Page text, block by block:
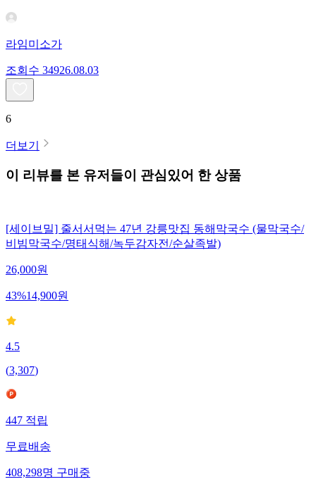
라임미소가
조회수 34926.08.03
6
더보기
이 리뷰를 본 유저들이 관심있어 한 상품
[세이브밀] 줄서서먹는 47년 강릉맛집 동해막국수 (물막국수/
비빔막국수/명태식해/녹두감자전/순살족발)
26,000원
43%14,900원
4.5
(3,307)
447적립
무료배송
408,298명구매중